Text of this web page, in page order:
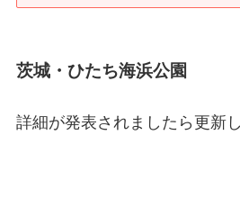
茨城・ひたち海浜公園
詳細が発表されましたら更新し